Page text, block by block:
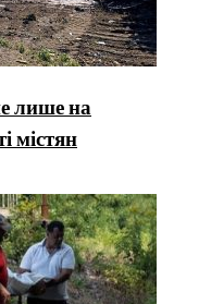
лише на
містян